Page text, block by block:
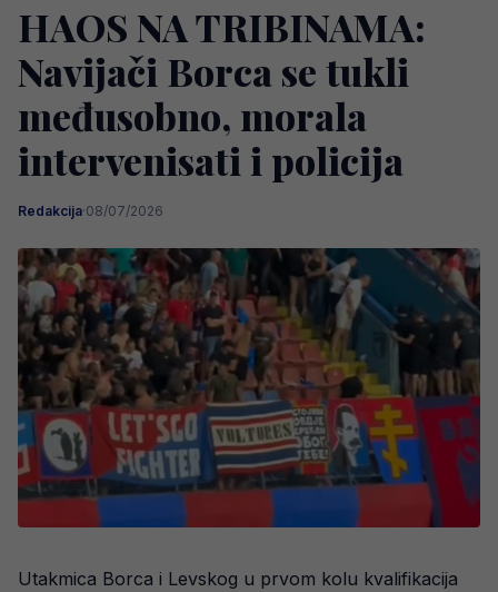
HAOS NA TRIBINAMA:
Navijači Borca se tukli
međusobno, morala
intervenisati i policija
Redakcija·08/07/2026
Utakmica Borca i Levskog u prvom kolu kvalifikacija